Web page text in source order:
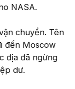
NASA.
chuyển. Tên
đến Moscow
địa đã ngừng
dư.